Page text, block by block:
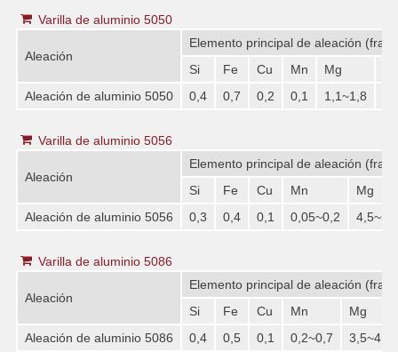
Varilla de aluminio 5050
Aleación
Elemento principal de aleación
Si
Fe Cu Mn Mg
Aleación de aluminio 5050
0,4 0,7 0,2 0,1 1,1~1,8
Varilla de aluminio 5056
Aleación
Elemento principal de aleación
Si
Fe Cu Mn
Mg
Aleación de aluminio 5056
0,3 0,4 0,1 0,05~0,2 4,5~5,6
Varilla de aluminio 5086
Aleación
Elemento principal de aleación
Si
Fe Cu Mn
Mg
Aleación de aluminio 5086
0,4 0,5 0,1 0,2~0,7 3,5~4,5